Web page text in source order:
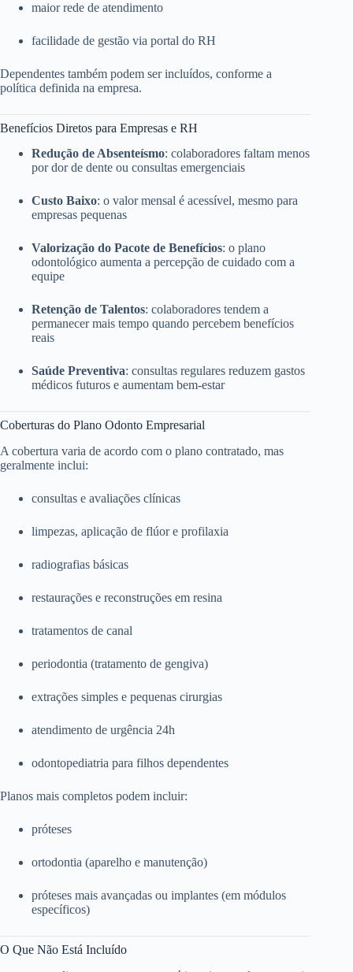
maior rede de atendimento
facilidade de gestão via portal do RH
Dependentes também podem ser incluídos, conforme a
política definida na empresa.
Benefícios Diretos para Empresas e RH
Redução de Absenteísmo: colaboradores faltam menos
por dor de dente ou consultas emergenciais
Custo Baixo: o valor mensal é acessível, mesmo para
empresas pequenas
Valorização do Pacote de Benefícios: o plano
odontológico aumenta a percepção de cuidado com a
equipe
Retenção de Talentos: colaboradores tendem a
permanecer mais tempo quando percebem benefícios
reais
Saúde Preventiva: consultas regulares reduzem gastos
médicos futuros e aumentam bem-estar
Coberturas do Plano Odonto Empresarial
A cobertura varia de acordo com o plano contratado, mas
geralmente inclui:
consultas e avaliações clínicas
limpezas, aplicação de flúor e profilaxia
radiografias básicas
restaurações e reconstruções em resina
tratamentos de canal
periodontia (tratamento de gengiva)
extrações simples e pequenas cirurgias
atendimento de urgência 24h
odontopediatria para filhos dependentes
Planos mais completos podem incluir:
próteses
ortodontia (aparelho e manutenção)
próteses mais avançadas ou implantes (em módulos
específicos)
O Que Não Está Incluído